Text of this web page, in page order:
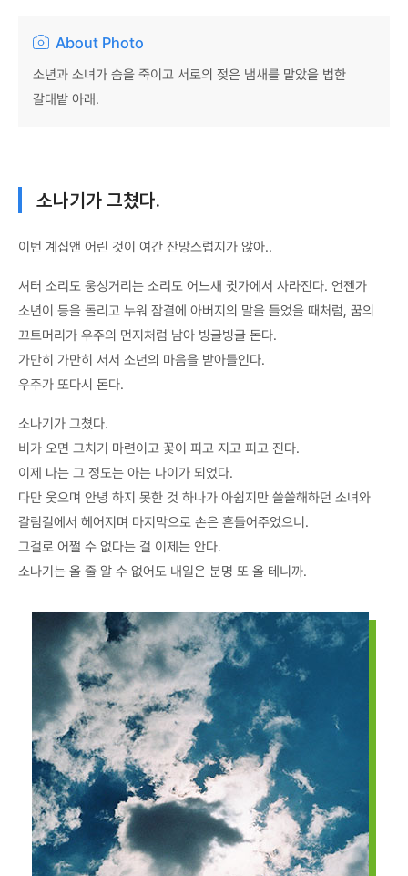
About Photo
소년과 소녀가 숨을 죽이고 서로의 젖은 냄새를 맡았을 법한
갈대밭 아래.
소나기가 그쳤다.
이번 계집앤 어린 것이 여간 잔망스럽지가 않아..
셔터 소리도 웅성거리는 소리도 어느새 귓가에서 사라진다. 언젠가
소년이 등을 돌리고 누워 잠결에 아버지의 말을 들었을 때처럼, 꿈의
끄트머리가 우주의 먼지처럼 남아 빙글빙글 돈다.
가만히 가만히 서서 소년의 마음을 받아들인다.
우주가 또다시 돈다.
소나기가 그쳤다.
비가 오면 그치기 마련이고 꽃이 피고 지고 피고 진다.
이제 나는 그 정도는 아는 나이가 되었다.
다만 웃으며 안녕 하지 못한 것 하나가 아쉽지만 쓸쓸해하던 소녀와
갈림길에서 헤어지며 마지막으로 손은 흔들어주었으니.
그걸로 어쩔 수 없다는 걸 이제는 안다.
소나기는 올 줄 알 수 없어도 내일은 분명 또 올 테니까.